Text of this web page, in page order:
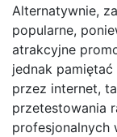
Alternatywnie,
popularne,
atrakcyjne
jednak
przez internet,
przetestowania
profesjonalnych